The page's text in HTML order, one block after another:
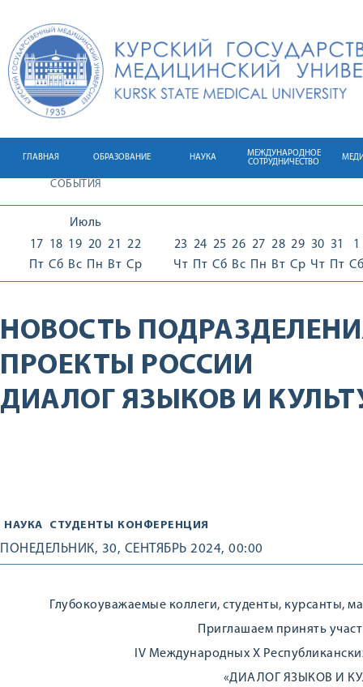
ГЛАВНАЯ ОБРАЗОВАНИЕ НАУКА
МЕЖДУНАРОДНОЕ
СОТРУДНИЧЕСТВО
СОБЫТИЯ
Июль
17
Пт
18
Сб
19
Вс
20
Пн
21
Вт
22
Ср
23
Чт
24
Пт
25
Сб
26
Вс
27
Пн
28
Вт
29
Ср
30
Чт
31
Пт
1
Сб
НОВОСТЬ
ПРОЕКТЫ РОССИИ
ДИАЛОГ ЯЗЫКОВ И
НАУКА СТУДЕНТЫ КОНФЕРЕНЦИЯ
ПОНЕДЕЛЬНИК, 30, СЕНТЯБРЬ 2024, 00:00
Глубокоуважаемые коллеги, студенты, курсанты,
Приглашаем принять
ІV Международных X
«ДИАЛОГ ЯЗЫКОВ И